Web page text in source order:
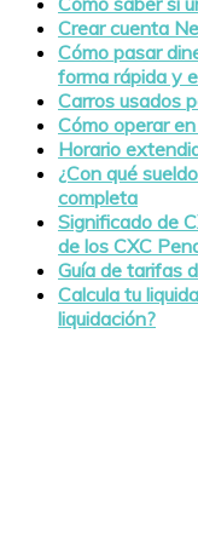
Crear cuenta
Cómo pasar
forma rápida y
Carros usados
Cómo operar
Horario
¿Con qué
completa
Significado de
de los CXC
Guía de tarifas
Calcula tu
liquidación?